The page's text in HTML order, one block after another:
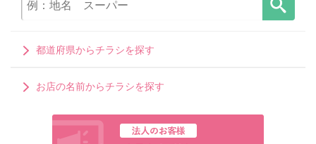
都道府県からチラシを探す
お店の名前からチラシを探す